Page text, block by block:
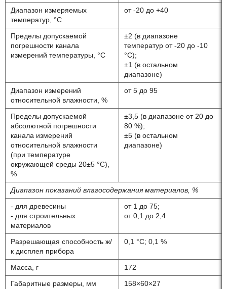
Диапазон измеряемых
температур, °С
от -20 до +40
Пределы допускаемой
погрешности канала
измерений температуры, °С
±2 (в диапазоне
температур от -20 до -10
°С);
±1 (в остальном
диапазоне)
Диапазон измерений
относительной влажности, %
от 5 до 95
Пределы допускаемой
абсолютной погрешности
канала измерений
относительной влажности
(при температуре
окружающей среды 20±5 °С),
%
±3,5 (в диапазоне от 20 до
80 %);
±5 (в остальном
диапазоне)
Диапазон показаний влагосодержания материалов, %
- для древесины
- для строительных
материалов
от 1 до 75;
от 0,1 до 2,4
Разрешающая способность ж/
к дисплея прибора
0,1 °С; 0,1 %
Масса, г
172
Габаритные размеры, мм
158×60×27